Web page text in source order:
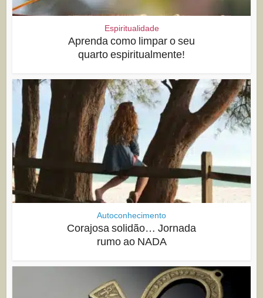
Espiritualidade
Aprenda como limpar o seu
quarto espiritualmente!
Autoconhecimento
Corajosa solidão… Jornada
rumo ao NADA